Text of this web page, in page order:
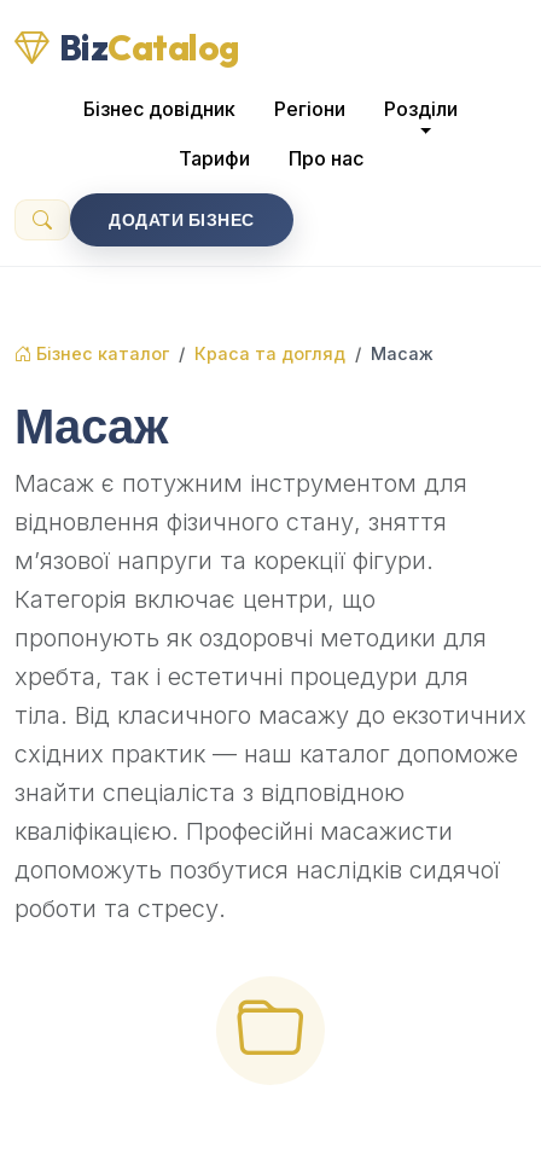
BizCatalog
Бізнес довідник Регіони Розділи
Тарифи Про нас
ДОДАТИ БІЗНЕС
Бізнес каталог Краса та догляд Масаж
Масаж
Масаж є потужним інструментом для
відновлення фізичного стану, зняття
м’язової напруги та корекції фігури.
Категорія включає центри, що
пропонують як оздоровчі методики для
хребта, так і естетичні процедури для
тіла. Від класичного масажу до екзотичних
східних практик — наш каталог допоможе
знайти спеціаліста з відповідною
кваліфікацією. Професійні масажисти
допоможуть позбутися наслідків сидячої
роботи та стресу.